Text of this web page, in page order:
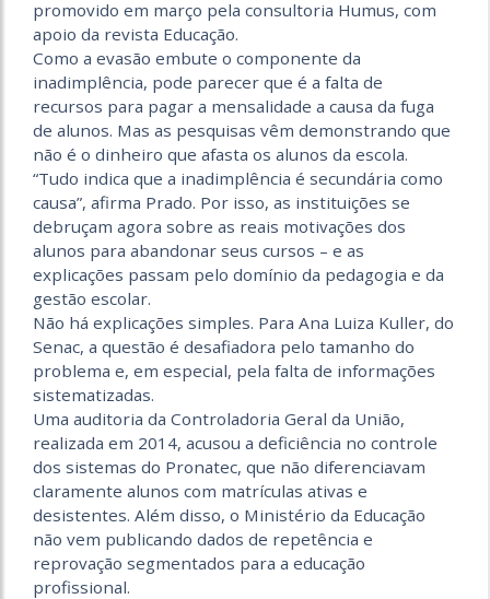
promovido em março pela consultoria Humus, com
apoio da revista Educação.
Como a evasão embute o componente da
inadimplência, pode parecer que é a falta de
recursos para pagar a mensalidade a causa da fuga
de alunos. Mas as pesquisas vêm demonstrando que
não é o dinheiro que afasta os alunos da escola.
“Tudo indica que a inadimplência é secundária como
causa”, afirma Prado. Por isso, as instituições se
debruçam agora sobre as reais motivações dos
alunos para abandonar seus cursos – e as
explicações passam pelo domínio da pedagogia e da
gestão escolar.
Não há explicações simples. Para Ana Luiza Kuller, do
Senac, a questão é desafiadora pelo tamanho do
problema e, em especial, pela falta de informações
sistematizadas.
Uma auditoria da Controladoria Geral da União,
realizada em 2014, acusou a deficiência no controle
dos sistemas do Pronatec, que não diferenciavam
claramente alunos com matrículas ativas e
desistentes. Além disso, o Ministério da Educação
não vem publicando dados de repetência e
reprovação segmentados para a educação
profissional.